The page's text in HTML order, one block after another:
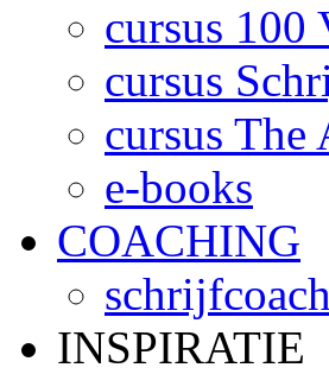
cursus 100
cursus
cursus The
e-books
COACHING
INSPIRATIE